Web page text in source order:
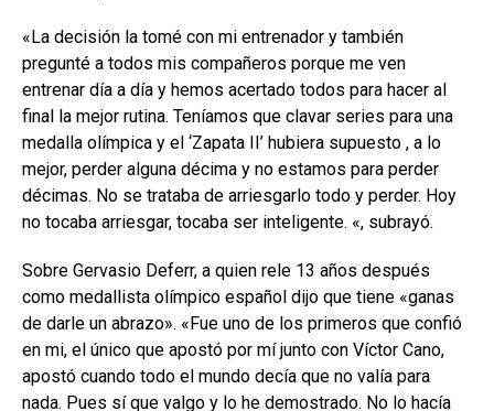
«La decisión la tomé con mi entrenador y también
pregunté a todos mis compañeros porque me ven
entrenar día a día y hemos acertado todos para hacer al
final la mejor rutina. Teníamos que clavar series para una
medalla olímpica y el ‘Zapata II’ hubiera supuesto , a lo
mejor, perder alguna décima y no estamos para perder
décimas. No se trataba de arriesgarlo todo y perder. Hoy
no tocaba arriesgar, tocaba ser inteligente. «, subrayó.
Sobre Gervasio Deferr, a quien rele 13 años después
como medallista olímpico español dijo que tiene «ganas
de darle un abrazo». «Fue uno de los primeros que confió
en mi, el único que apostó por mí junto con Víctor Cano,
apostó cuando todo el mundo decía que no valía para
nada. Pues sí que valgo y lo he demostrado. No lo hacía